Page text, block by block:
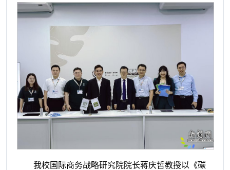
我校国际商务战略研究院院长蒋庆哲教授以《碳